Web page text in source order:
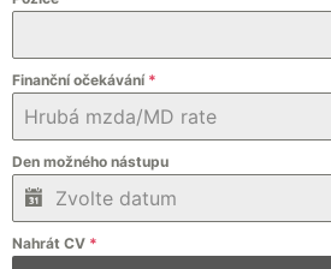
Finanční očekávání *
Den možného nástupu
Nahrát CV *